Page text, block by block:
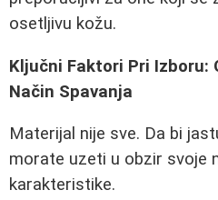
osetljivu kožu.
Ključni Faktori Pri Izboru:
Način Spavanja
Materijal nije sve. Da bi
morate uzeti u obzir svoje
karakteristike.